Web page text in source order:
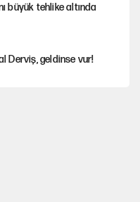
büyük tehlike altında
Derviş, geldinse vur!